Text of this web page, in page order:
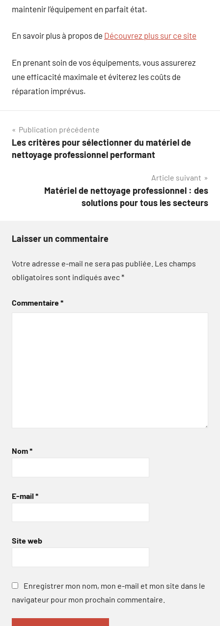
maintenir l’équipement en parfait état.
En savoir plus à propos de Découvrez plus sur ce site
En prenant soin de vos équipements, vous assurerez
une efficacité maximale et éviterez les coûts de
réparation imprévus.
Navigation
de
Publication précédente
Les critères pour sélectionner du matériel de
nettoyage professionnel performant
Article suivant
Matériel de nettoyage professionnel : des
solutions pour tous les secteurs
Laisser un commentaire
Votre adresse e-mail ne sera pas publiée. Les champs
obligatoires sont indiqués avec*
Commentaire*
Nom*
E-mail *
Site web
Enregistrer mon nom, mon e-mail et mon site dans le
navigateur pour mon prochain commentaire.